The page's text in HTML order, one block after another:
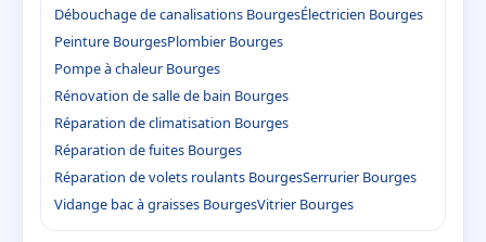
Débouchage de canalisations BourgesÉlectricien Bourges
Peinture BourgesPlombier Bourges
Pompe à chaleur Bourges
Rénovation de salle de bain Bourges
Réparation de climatisation Bourges
Réparation de fuites Bourges
Réparation de volets roulants BourgesSerrurier Bourges
Vidange bac à graisses BourgesVitrier Bourges